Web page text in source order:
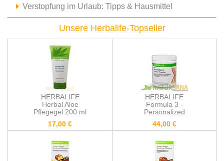
Verstopfung im Urlaub: Tipps & Hausmittel
Unsere Herbalife-Topseller
HERBALIFE
Herbal Aloe
Pflegegel 200 ml
17,00 €
HERBALIFE
Formula 3 -
Personalized
Protein Powder mit
Soja- und
44,00 €